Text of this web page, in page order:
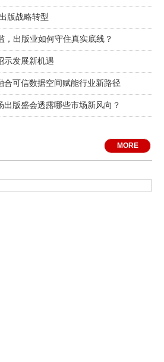
版战略转型
，出版业如何守住真实底线？
示发展新机遇
合可信数据空间赋能行业新路径
出版盛会透露哪些市场新风向？
MORE